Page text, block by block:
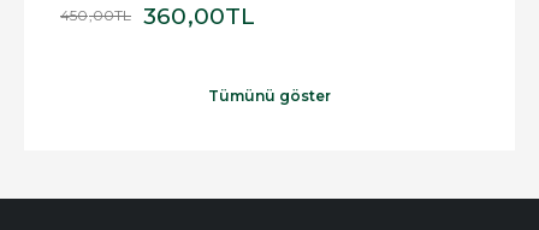
450,00TL 360,00TL
Tümünü göster